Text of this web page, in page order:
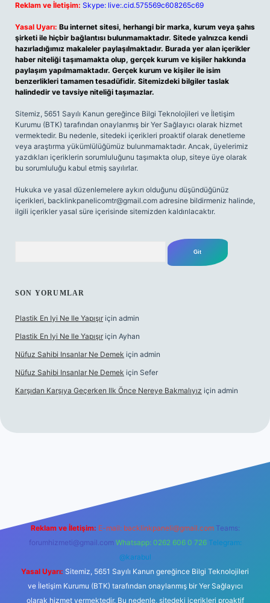
Reklam ve İletişim: Skype: live:.cid.575569c608265c69
Yasal Uyarı: Bu internet sitesi, herhangi bir marka, kurum veya şahıs
şirketi ile hiçbir bağlantısı bulunmamaktadır. Sitede yalnızca kendi
hazırladığımız makaleler paylaşılmaktadır. Burada yer alan içerikler
haber niteliği taşımamakta olup, gerçek kurum ve kişiler hakkında
paylaşım yapılmamaktadır. Gerçek kurum ve kişiler ile isim
benzerlikleri tamamen tesadüfidir. Sitemizdeki bilgiler taslak
halindedir ve tavsiye niteliği taşımazlar.
Sitemiz, 5651 Sayılı Kanun gereğince Bilgi Teknolojileri ve İletişim
Kurumu (BTK) tarafından onaylanmış bir Yer Sağlayıcı olarak hizmet
vermektedir. Bu nedenle, sitedeki içerikleri proaktif olarak denetleme
veya araştırma yükümlülüğümüz bulunmamaktadır. Ancak, üyelerimiz
yazdıkları içeriklerin sorumluluğunu taşımakta olup, siteye üye olarak
bu sorumluluğu kabul etmiş sayılırlar.
Hukuka ve yasal düzenlemelere aykırı olduğunu düşündüğünüz
içerikleri, backlinkpanelicomtr@gmail.com adresine bildirmeniz halinde,
ilgili içerikler yasal süre içerisinde sitemizden kaldırılacaktır.
SON YORUMLAR
Plastik En Iyi Ne Ile Yapışır için admin
Plastik En Iyi Ne Ile Yapışır için Ayhan
Nüfuz Sahibi Insanlar Ne Demek için admin
Nüfuz Sahibi Insanlar Ne Demek için Sefer
Karşıdan Karşıya Geçerken Ilk Önce Nereye Bakmalıyız için admin
Reklam ve İletişim: E-mail: backlinkpaneli@gmail.com Teams:
forumhizmeti@gmail.com Whatsapp: 0262 606 0 726 Telegram:
@karabul
Yasal Uyarı: Sitemiz, 5651 Sayılı Kanun gereğince Bilgi Teknolojileri
ve İletişim Kurumu (BTK) tarafından onaylanmış bir Yer Sağlayıcı
olarak hizmet vermektedir. Bu nedenle, sitedeki içerikleri proaktif